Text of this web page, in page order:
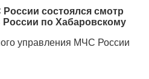
состоялся смотр
по Хабаровскому